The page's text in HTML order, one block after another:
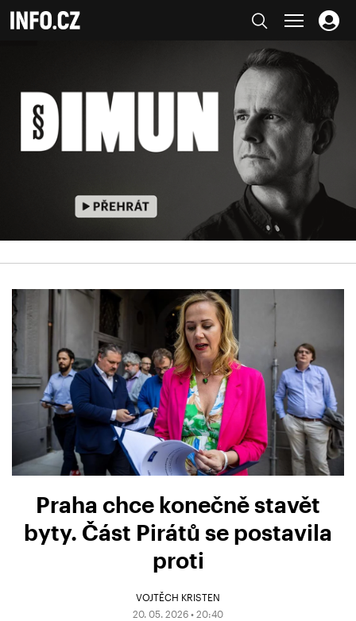
Praha chce konečně stavět
byty. Část Pirátů se postavila
proti
VOJTĚCH KRISTEN
20. 05. 2026 • 20:40